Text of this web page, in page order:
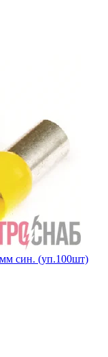
син. (уп.100шт)